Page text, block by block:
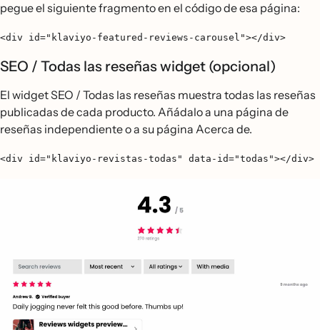
pegue el siguiente fragmento en el código de esa página:
<div id="klaviyo-featured-reviews-carousel"></div>
SEO / Todas las reseñas widget (opcional)
El widget SEO / Todas las reseñas muestra todas las reseñas
publicadas de cada producto. Añádalo a una página de
reseñas independiente o a su página Acerca de.
<div id="klaviyo-revistas-todas" data-id="todas"></div>